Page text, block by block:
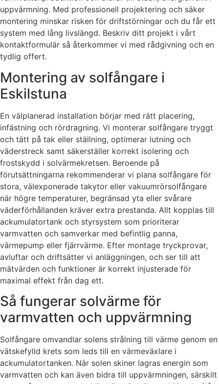
uppvärmning. Med professionell projektering och säker
montering minskar risken för driftstörningar och du får ett
system med lång livslängd. Beskriv ditt projekt i vårt
kontaktformulär så återkommer vi med rådgivning och en
tydlig offert.
Montering av solfångare i
Eskilstuna
En välplanerad installation börjar med rätt placering,
infästning och rördragning. Vi monterar solfångare tryggt
och tätt på tak eller ställning, optimerar lutning och
väderstreck samt säkerställer korrekt isolering och
frostskydd i solvärmekretsen. Beroende på
förutsättningarna rekommenderar vi plana solfångare för
stora, välexponerade takytor eller vakuumrörsolfångare
när högre temperaturer, begränsad yta eller svårare
väderförhållanden kräver extra prestanda. Allt kopplas till
ackumulatortank och styrsystem som prioriterar
varmvatten och samverkar med befintlig panna,
värmepump eller fjärrvärme. Efter montage tryckprovar,
avluftar och driftsätter vi anläggningen, och ser till att
mätvärden och funktioner är korrekt injusterade för
maximal effekt från dag ett.
Så fungerar solvärme för
varmvatten och uppvärmning
Solfångare omvandlar solens strålning till värme genom en
vätskefylld krets som leds till en värmeväxlare i
ackumulatortanken. När solen skiner lagras energin som
varmvatten och kan även bidra till uppvärmningen, särskilt